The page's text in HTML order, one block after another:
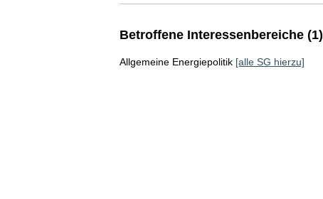
Betroffene Interessenbereiche (1)
Allgemeine Energiepolitik [alle SG hierzu]